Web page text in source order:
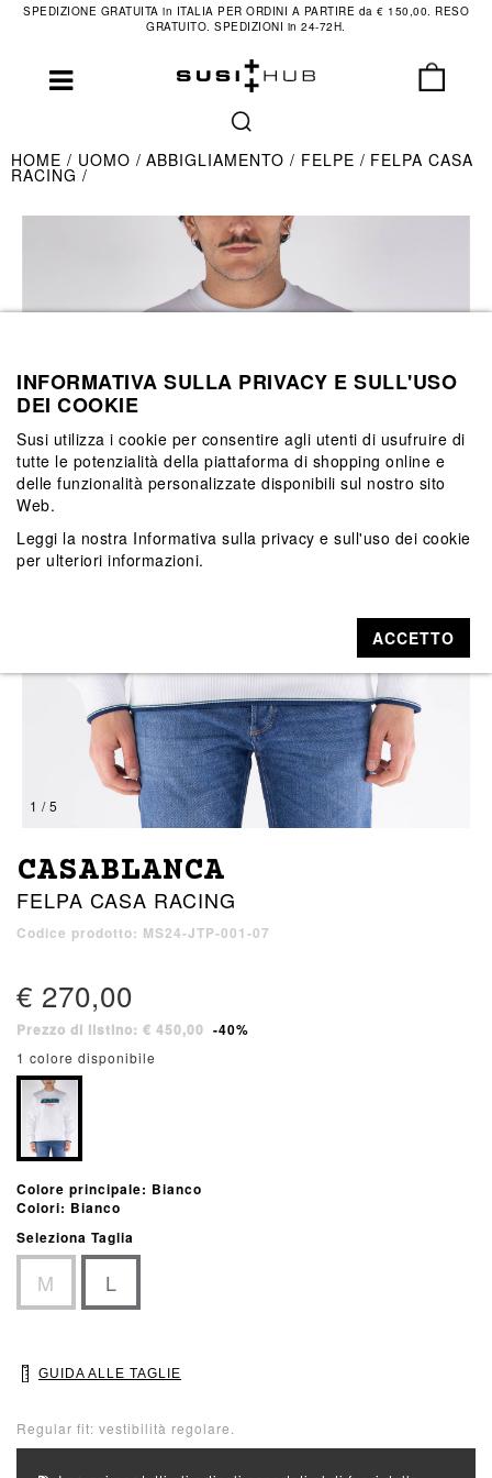
SPEDIZIONE GRATUITA in ITALIA PER ORDINI A PARTIRE da € 150,00. RESO
GRATUITO. SPEDIZIONI in 24-72H.
HOME UOMO ABBIGLIAMENTO FELPE FELPA CASA
RACING
1 / 5
CASABLANCA
FELPA CASA RACING
Codice prodotto: MS24-JTP-001-07
€ 270,00
Prezzo di listino: € 450,00 -40%
1 colore disponibile
Colore principale: Bianco
Colori: Bianco
Seleziona Taglia
M L
GUIDA ALLE TAGLIE
Regular fit: vestibilità regolare.
INFORMATIVA SULLA PRIVACY E SULL'USO
DEI COOKIE
Susi utilizza i cookie per consentire agli utenti di usufruire di
tutte le potenzialità della piattaforma di shopping online e
delle funzionalità personalizzate disponibili sul nostro sito
Web.
Leggi la nostra Informativa sulla privacy e sull'uso dei cookie
per ulteriori informazioni.
ACCETTO